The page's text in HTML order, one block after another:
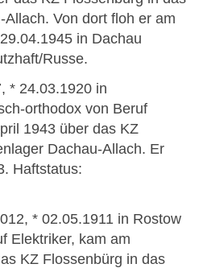
Von dort floh er am
in Dachau
Russe.
* 24.03.1920 in
orthodox von Beruf
1943 über das KZ
Dachau-Allach. Er
Haftstatus:
* 02.05.1911 in Rostow
Elektriker, kam am
KZ Flossenbürg in das